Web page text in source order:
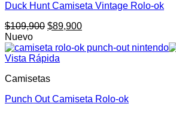
Duck Hunt Camiseta Vintage Rolo-ok
$109,900 El
original
era:
$89,900El
actual
Nuevo
Vista Rápida
Camisetas
Punch Out Camiseta Rolo-ok